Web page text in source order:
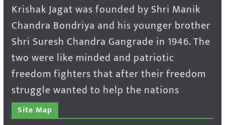
Krishak Jagat was founded by Shri Manik
Chandra Bondriya and his younger brother
Shri Suresh Chandra Gangrade in 1946. The
two were like minded and patriotic
freedom fighters that after their freedom
struggle wanted to help the nations
Site Map